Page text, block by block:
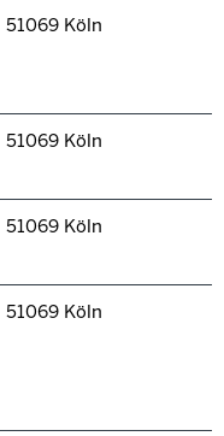
51069 Köln
51069 Köln
51069 Köln
51069 Köln